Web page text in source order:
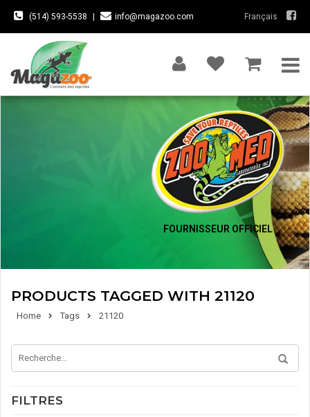
(514) 593-5538 info@magazoo.com Français
FOURNISSEUR OFFICIEL
PRODUCTS TAGGED WITH 21120
Home Tags 21120
FILTRES